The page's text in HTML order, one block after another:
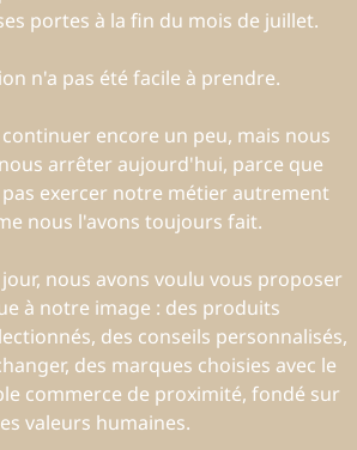
portes à la fin du mois de juillet.
n'a pas été facile à prendre.
encore un peu, mais nous
arrêter aujourd'hui, parce que
exercer notre métier autrement
nous l'avons toujours fait.
nous avons voulu vous proposer
à notre image : des produits
des conseils personnalisés,
des marques choisies avec le
commerce de proximité, fondé sur
valeurs humaines.